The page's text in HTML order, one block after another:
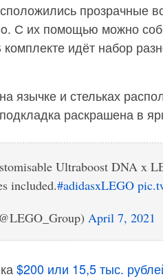
прозрачные
С их помощью можно
комплекте идёт набор
язычке и стельках
раскрашена в
Ultraboost DNA x
included.#adidasxLEGO
April 7, 2021
$200 или 15,5 тыс.